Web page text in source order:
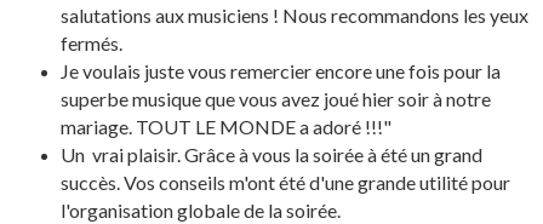
salutations aux musiciens ! Nous recommandons les yeux
fermés.
Je voulais juste vous remercier encore une fois pour la
superbe musique que vous avez joué hier soir à notre
mariage. TOUT LE MONDE a adoré !!!"
Un vrai plaisir. Grâce à vous la soirée à été un grand
succès. Vos conseils m'ont été d'une grande utilité pour
l'organisation globale de la soirée.